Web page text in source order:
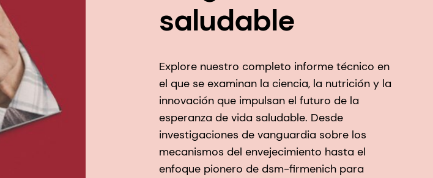
saludable
Explore nuestro completo informe técnico en
el que se examinan la ciencia, la nutrición y la
innovación que impulsan el futuro de la
esperanza de vida saludable. Desde
investigaciones de vanguardia sobre los
mecanismos del envejecimiento hasta el
enfoque pionero de dsm-firmenich para